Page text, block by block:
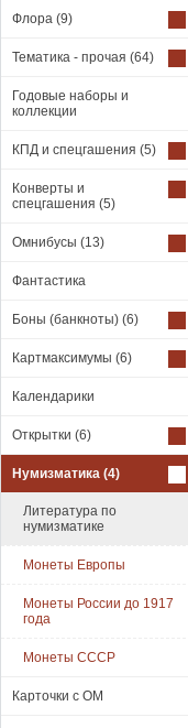
Флора (9)
Тематика - прочая (64)
Годовые наборы и
коллекции
КПД и спецгашения (5)
Конверты и
спецгашения (5)
Омнибусы (13)
Фантастика
Боны (банкноты) (6)
Картмаксимумы (6)
Календарики
Открытки (6)
Нумизматика (4)
Литература по
нумизматике
Монеты Европы
Монеты России до 1917
года
Монеты СССР
Карточки с ОМ